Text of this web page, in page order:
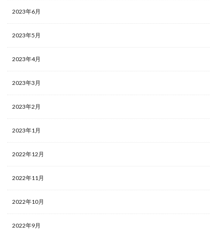
2023年6月
2023年5月
2023年4月
2023年3月
2023年2月
2023年1月
2022年12月
2022年11月
2022年10月
2022年9月